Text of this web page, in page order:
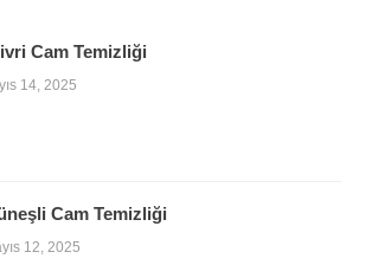
Cam Temizliği
14, 2025
Cam Temizliği
12, 2025